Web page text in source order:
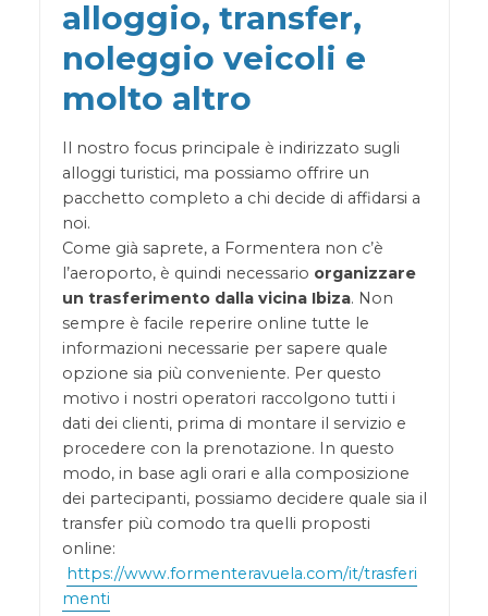
alloggio, transfer,
noleggio veicoli e
molto altro
Il nostro focus principale è indirizzato sugli
alloggi turistici, ma possiamo offrire un
pacchetto completo a chi decide di affidarsi a
noi.
Come già saprete, a Formentera non c’è
l’aeroporto, è quindi necessario organizzare
un trasferimento dalla vicina Ibiza. Non
sempre è facile reperire online tutte le
informazioni necessarie per sapere quale
opzione sia più conveniente. Per questo
motivo i nostri operatori raccolgono tutti i
dati dei clienti, prima di montare il servizio e
procedere con la prenotazione. In questo
modo, in base agli orari e alla composizione
dei partecipanti, possiamo decidere quale sia il
transfer più comodo tra quelli proposti
online:
https://www.formenteravuela.com/it/trasferi
menti